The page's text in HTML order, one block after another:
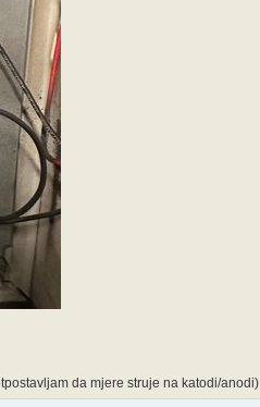
da mjere struje na katodi/anodi).